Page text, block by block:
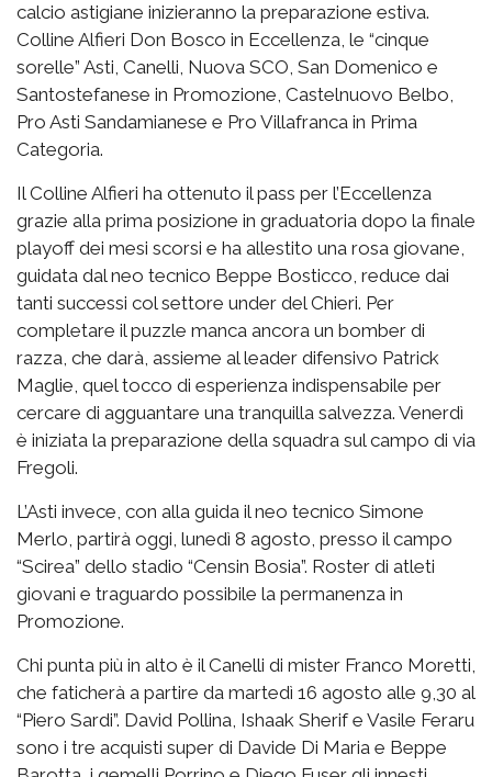
calcio astigiane inizieranno la preparazione estiva.
Colline Alfieri Don Bosco in Eccellenza, le “cinque
sorelle” Asti, Canelli, Nuova SCO, San Domenico e
Santostefanese in Promozione, Castelnuovo Belbo,
Pro Asti Sandamianese e Pro Villafranca in Prima
Categoria.
Il Colline Alfieri ha ottenuto il pass per l’Eccellenza
grazie alla prima posizione in graduatoria dopo la finale
playoff dei mesi scorsi e ha allestito una rosa giovane,
guidata dal neo tecnico Beppe Bosticco, reduce dai
tanti successi col settore under del Chieri. Per
completare il puzzle manca ancora un bomber di
razza, che darà, assieme al leader difensivo Patrick
Maglie, quel tocco di esperienza indispensabile per
cercare di agguantare una tranquilla salvezza. Venerdì
è iniziata la preparazione della squadra sul campo di via
Fregoli.
L’Asti invece, con alla guida il neo tecnico Simone
Merlo, partirà oggi, lunedì 8 agosto, presso il campo
“Scirea” dello stadio “Censin Bosia”. Roster di atleti
giovani e traguardo possibile la permanenza in
Promozione.
Chi punta più in alto è il Canelli di mister Franco Moretti,
che faticherà a partire da martedì 16 agosto alle 9,30 al
“Piero Sardi”. David Pollina, Ishaak Sherif e Vasile Feraru
sono i tre acquisti super di Davide Di Maria e Beppe